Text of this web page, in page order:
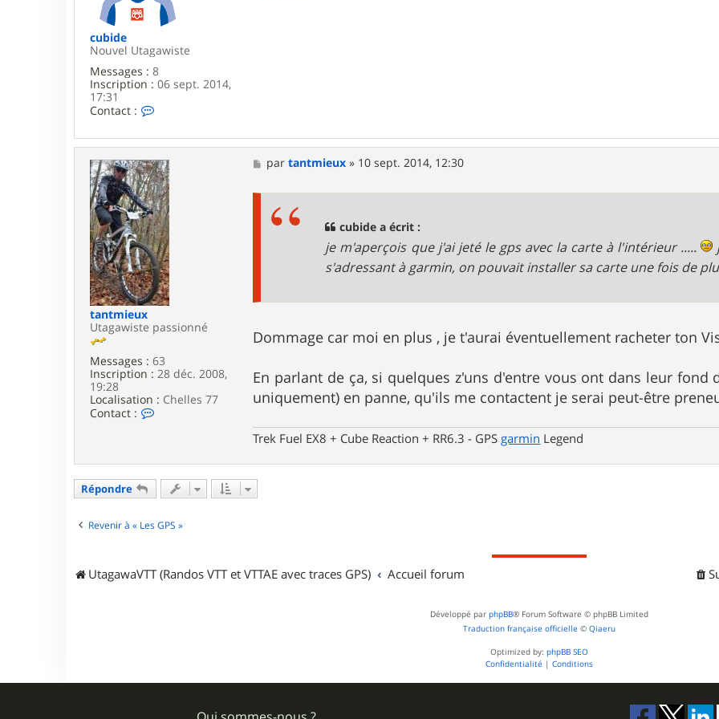
cubide
Nouvel Utagawiste
Messages : 8
Inscription : 06 sept. 2014,
17:31
Contact :
t
a
c
t
e
r
c
u
b
i
d
e
tantmieux
Utagawiste passionné
Messages : 63
Inscription : 28 déc. 2008,
19:28
Localisation : Chelles 77
Contact :
a
e
t
m
M
e
partantmieux » 10 sept. 2014, 12:30
cubide a écrit :
je m'aperçois que j'ai jeté le gps avec la carte à l'intérieur .....
s'adressant à garmin, on pouvait installer sa carte une fois de
Dommage car moi en plus , je t'aurai éventuellement racheter ton
En parlant de ça, si quelques z'uns d'entre vous ont dans leur fond
uniquement) en panne, qu'ils me contactent je serai peut-être
Trek Fuel EX8 + Cube Reaction + RR6.3 - GPS garmin Legend
Répondre
Revenir à « Les GPS »
UtagawaVTT (Randos VTT et VTTAE avec traces GPS) Accueil forum
Développé par phpBB® Forum Software © phpBB Limited
Traduction française officielle © Qiaeru
Optimized by: phpBB SEO
Confidentialité | Conditions